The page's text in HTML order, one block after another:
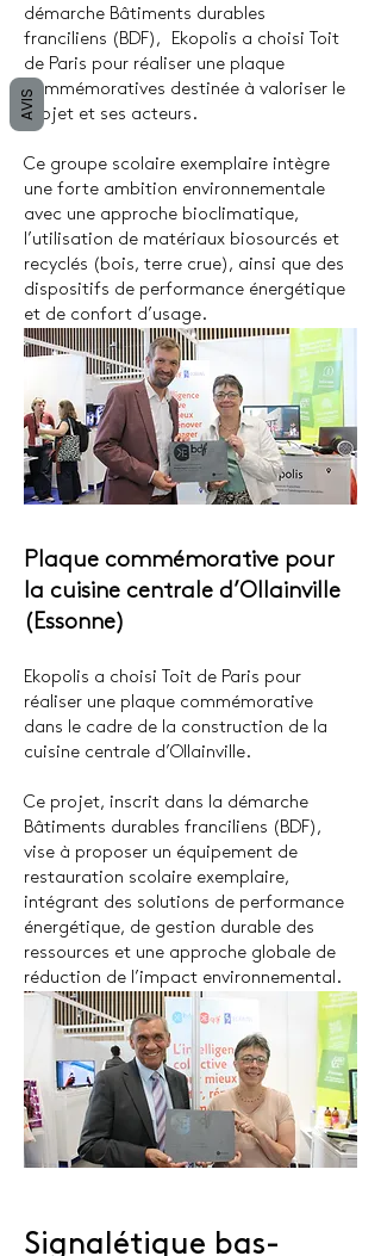
démarche Bâtiments durables
franciliens (BDF), Ekopolis a choisi Toit
de Paris pour réaliser une plaque
commémoratives destinée à valoriser le
projet et ses acteurs.
Ce groupe scolaire exemplaire intègre
une forte ambition environnementale
avec une approche bioclimatique,
l’utilisation de matériaux biosourcés et
recyclés (bois, terre crue), ainsi que des
dispositifs de performance énergétique
et de confort d’usage.
Plaque commémorative pour
la cuisine centrale d’Ollainville
(Essonne)
Ekopolis a choisi Toit de Paris pour
réaliser une plaque commémorative
dans le cadre de la construction de la
cuisine centrale d’Ollainville.
Ce projet, inscrit dans la démarche
Bâtiments durables franciliens (BDF),
vise à proposer un équipement de
restauration scolaire exemplaire,
intégrant des solutions de performance
énergétique, de gestion durable des
ressources et une approche globale de
réduction de l’impact environnemental.
Signalétique bas-
AVIS